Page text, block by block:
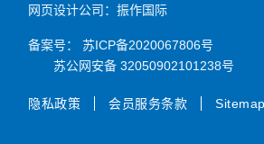
网页设计公司 ：振作国际
备案号：
苏ICP备2020067806号
苏公网安备 32050902101238号
隐私政策 会员服务条款 Sitemap